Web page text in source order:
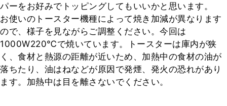
パーをお好みでトッピングしてもいいかと思います。
お使いのトースター機種によって焼き加減が異なります
ので、様子を見ながらご調整ください。今回は
1000W220℃で焼いています。トースターは庫内が狭
く、食材と熱源の距離が近いため、加熱中の食材の油が
落ちたり、油はねなどが原因で発煙、発火の恐れがあり
ます。加熱中は目を離さないでください。